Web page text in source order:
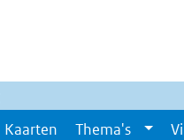
Kaarten Thema's